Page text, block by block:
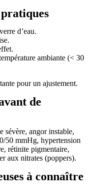
d’eau.
ambiante (< 30
pour un ajustement.
de
sévère, angor instable,
50 mmHg, hypertension
rétinite pigmentaire,
aux nitrates (poppers).
à connaître